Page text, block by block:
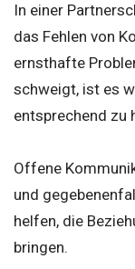
In einer
das Fehlen von
ernsthafte
schweigt, ist es
entsprechend zu
Offene
und
helfen, die
bringen.